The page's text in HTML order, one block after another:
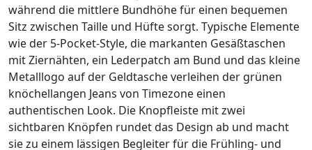
während die mittlere Bundhöhe für einen bequemen
Sitz zwischen Taille und Hüfte sorgt. Typische Elemente
wie der 5-Pocket-Style, die markanten Gesäßtaschen
mit Ziernähten, ein Lederpatch am Bund und das kleine
Metalllogo auf der Geldtasche verleihen der grünen
knöchellangen Jeans von Timezone einen
authentischen Look. Die Knopfleiste mit zwei
sichtbaren Knöpfen rundet das Design ab und macht
sie zu einem lässigen Begleiter für die Frühling- und